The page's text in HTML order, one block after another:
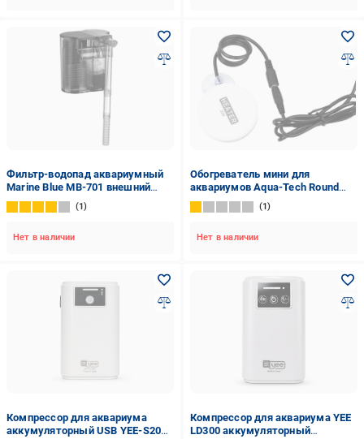
Фильтр-водопад аквариумный
Marine Blue MB-701 внешний
навесной (12101683)
1
Нет в наличии
Обогреватель мини для
аквариумов Aqua-Tech Round
Heater 10W до 10 л (ATHE-HW10)
1
Нет в наличии
Компрессор для аквариума
аккумуляторный USB YEE-S200B
Компрессор для аквариума YEE
LD300 аккумуляторный